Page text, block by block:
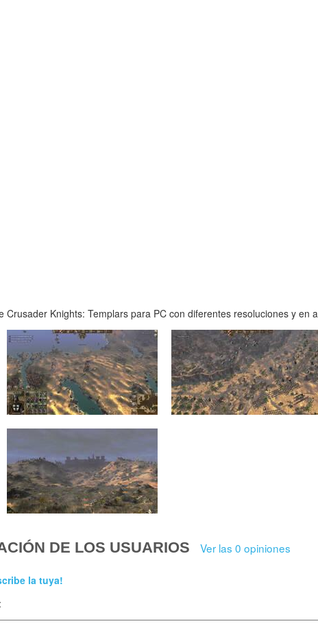
Knights: Templars para PC con diferentes resoluciones y en
DE LOS USUARIOS Ver las 0 opiniones
la tuya!
: